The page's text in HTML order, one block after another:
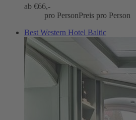
ab €66,-
pro PersonPreis pro Person
Best Western Hotel Baltic